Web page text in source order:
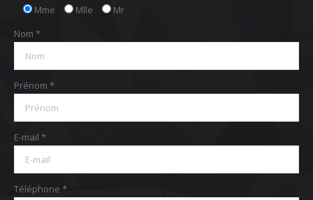
Mme
Mlle
Mr
Nom *
Prénom *
E-mail *
Téléphone *